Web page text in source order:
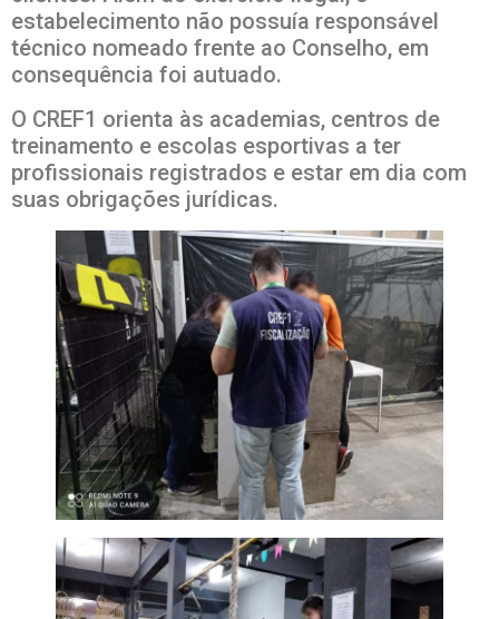
estabelecimento não possuía responsável
técnico nomeado frente ao Conselho, em
consequência foi autuado.
O CREF1 orienta às academias, centros de
treinamento e escolas esportivas a ter
profissionais registrados e estar em dia com
suas obrigações jurídicas.